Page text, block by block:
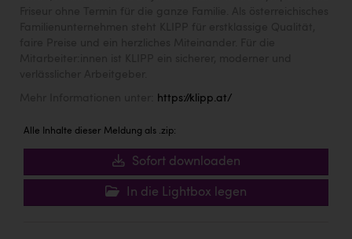
https://klipp.at/
Alle Inhalte dieser Meldung als .zip:
Sofort downloaden
In die Lightbox legen